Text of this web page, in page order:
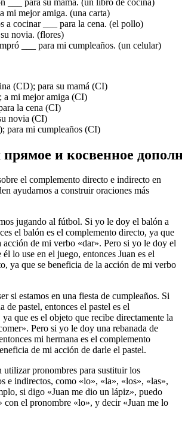
mi mejor amiga. (una carta)
a cocinar ___ para la cena. (el pollo)
novia. (flores)
___ para mi cumpleaños. (un celular)
(CD); para su mamá (CI)
a mi mejor amiga (CI)
la cena (CI)
novia (CI)
para mi cumpleaños (CI)
и косвенное
el complemento directo e indirecto en
ayudarnos a construir oraciones más
jugando al fútbol. Si yo le doy el balón a
el balón es el complemento directo, ya que
acción de mi verbo «dar». Pero si yo le doy el
él lo use en el juego, entonces Juan es el
ya que se beneficia de la acción de mi verbo
si estamos en una fiesta de cumpleaños. Si
de pastel, entonces el pastel es el
que es el objeto que recibe directamente la
Pero si yo le doy una rebanada de
mi hermana es el complemento
de mi acción de darle el pastel.
utilizar pronombres para sustituir los
e indirectos, como «lo», «la», «los», «las»,
si digo «Juan me dio un lápiz», puedo
con el pronombre «lo», y decir «Juan me lo